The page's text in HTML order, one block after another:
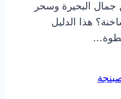
جمال البحيرة وسحر
هذا الدليل